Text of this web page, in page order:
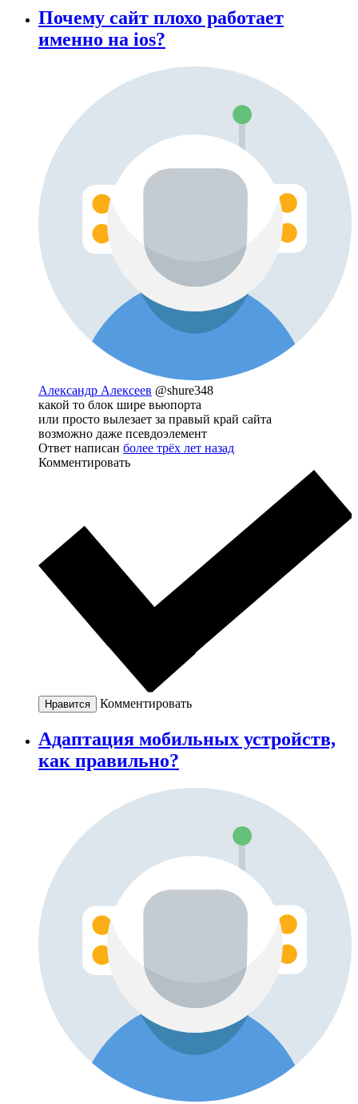
Почему сайт плохо работает
именно на ios?
Александр Алексеев @shure348
какой то блок шире вьюпорта
или просто вылезает за правый край сайта
возможно даже псевдоэлемент
Ответ написан более трёх лет назад
Комментировать
Нравится Комментировать
Адаптация мобильных устройств,
как правильно?